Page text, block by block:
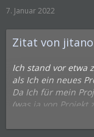
7. Januar 2022
Zitat von jitano
Ich stand vor etwa
als Ich ein neues
Da Ich für mein
(was ja von Projekt
Arczae eine
Jahr.